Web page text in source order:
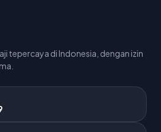
tepercaya di Indonesia, dengan izin